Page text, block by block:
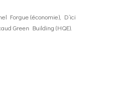
Forgue (économie), D’ici
Green Building (HQE).